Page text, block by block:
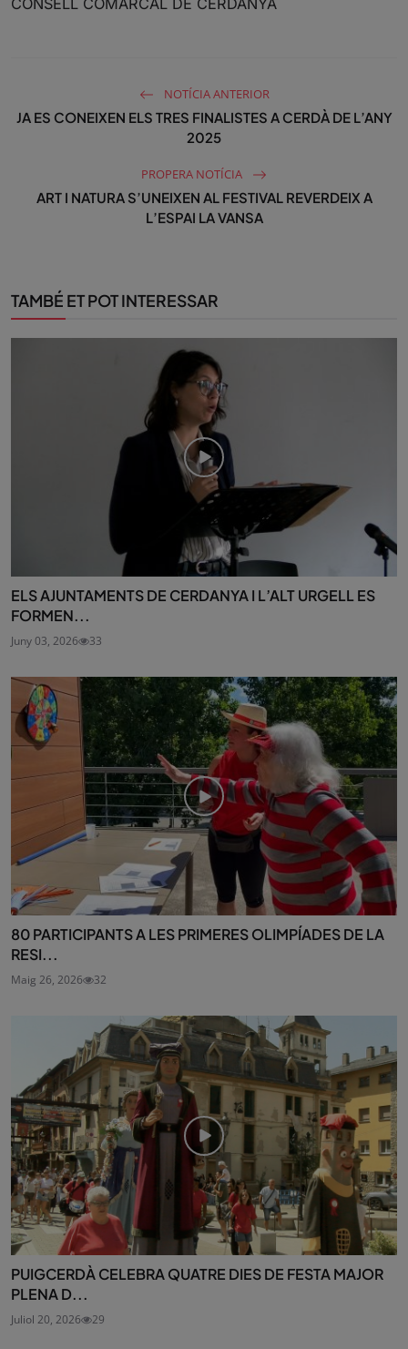
NOTÍCIA ANTERIOR
JA ES CONEIXEN ELS TRES FINALISTES A CERDÀ DE L’ANY
2025
PROPERA NOTÍCIA
ART I NATURA S’UNEIXEN AL FESTIVAL REVERDEIX A
L’ESPAI LA VANSA
TAMBÉ ET POT INTERESSAR
ELS AJUNTAMENTS DE CERDANYA I L’ALT URGELL ES
FORMEN...
Juny 03, 2026 33
80 PARTICIPANTS A LES PRIMERES OLIMPÍADES DE LA
RESI...
Maig 26, 2026 32
PUIGCERDÀ CELEBRA QUATRE DIES DE FESTA MAJOR
PLENA D...
Juliol 20, 2026 29